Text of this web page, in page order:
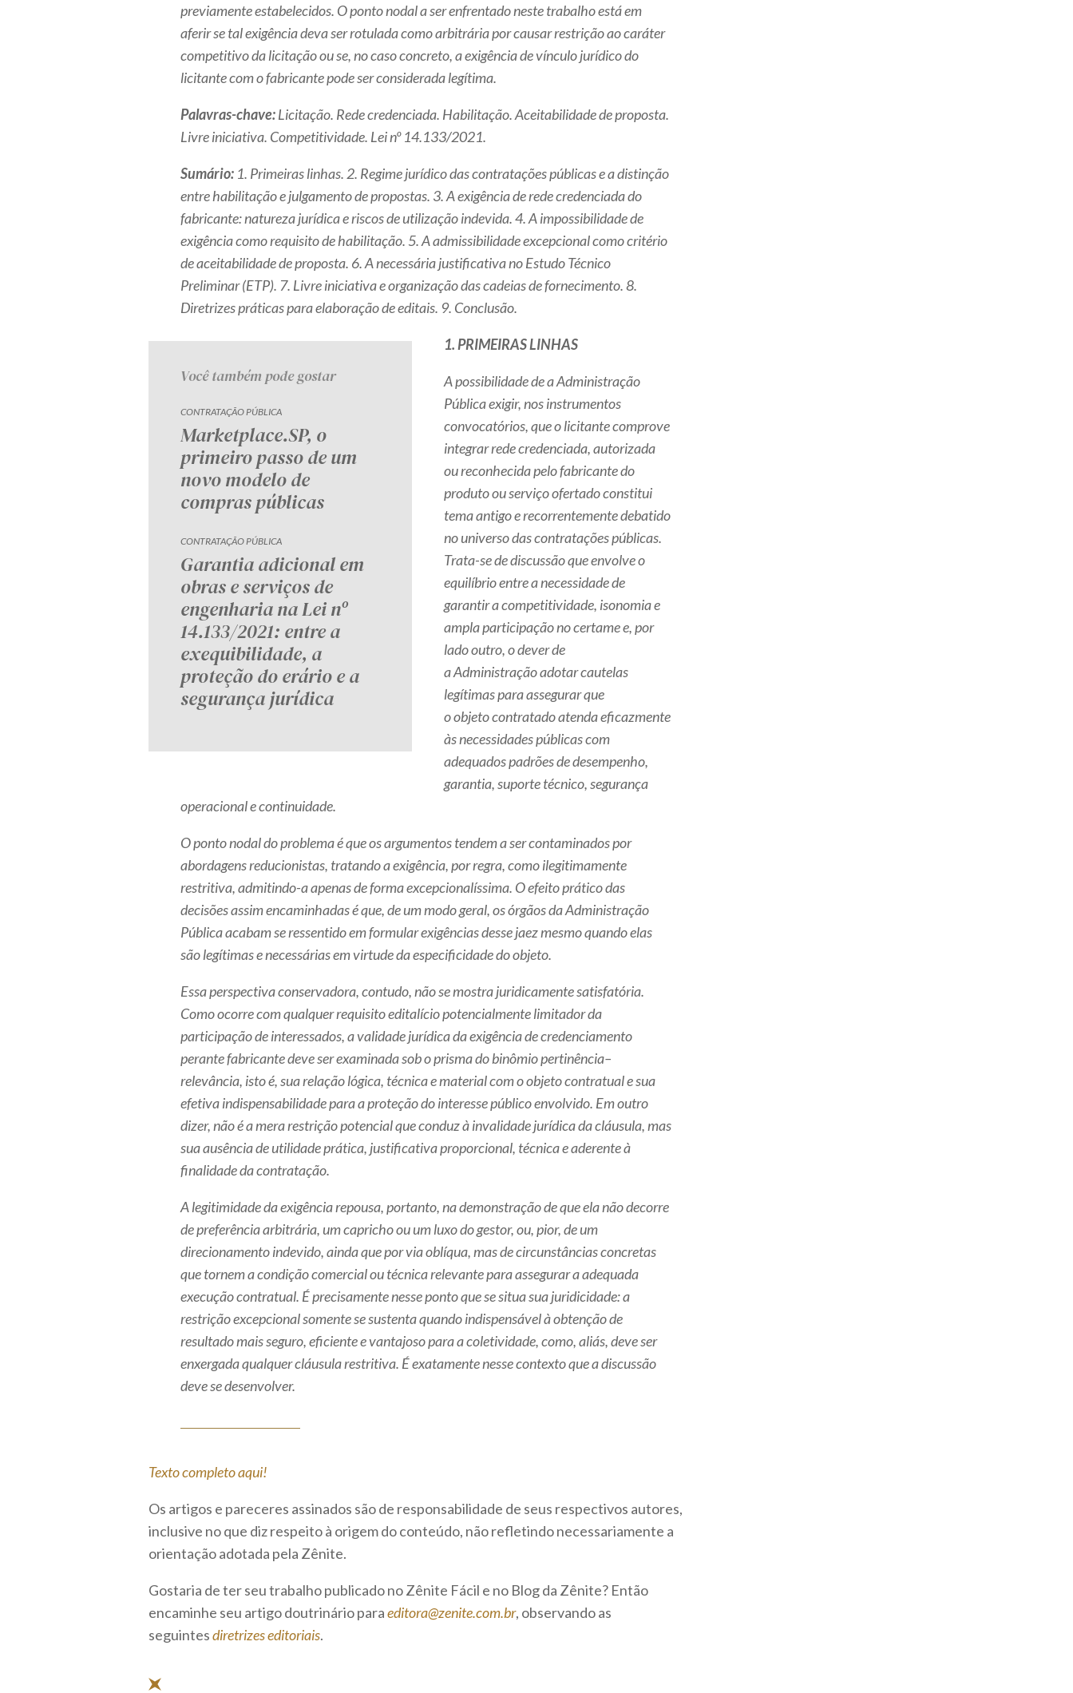
previamente estabelecidos. O ponto nodal a ser enfrentado neste trabalho está em
aferir se tal exigência deva ser rotulada como arbitrária por causar restrição ao caráter
competitivo da licitação ou se, no caso concreto, a exigência de vínculo jurídico do
licitante com o fabricante pode ser considerada legítima.
Palavras-chave:Licitação. Rede credenciada. Habilitação. Aceitabilidade de proposta.
Livre iniciativa. Competitividade. Lei nº 14.133/2021.
Sumário: 1. Primeiras linhas. 2. Regime jurídico das contratações públicas e a distinção
entre habilitação e julgamento de propostas. 3. A exigência de rede credenciada do
fabricante: natureza jurídica e riscos de utilização indevida. 4. A impossibilidade de
exigência como requisito de habilitação. 5. A admissibilidade excepcional como critério
de aceitabilidade de proposta. 6. A necessária justificativa no Estudo Técnico
Preliminar (ETP). 7. Livre iniciativa e organização das cadeias de fornecimento. 8.
Diretrizes práticas para elaboração de editais. 9. Conclusão.
Você também pode gostar
CONTRATAÇÃO PÚBLICA
Marketplace.SP, o
primeiro passo de um
novo modelo de
compras públicas
CONTRATAÇÃO PÚBLICA
Garantia adicional em
obras e serviços de
engenharia na Lei nº
14.133/2021: entre a
exequibilidade, a
proteção do erário e a
segurança jurídica
1. PRIMEIRAS LINHAS
A possibilidade de a Administração
Pública exigir, nos instrumentos
convocatórios, que o licitante comprove
integrar rede credenciada, autorizada
ou reconhecida pelo fabricante do
produto ou serviço ofertado constitui
tema antigo e recorrentemente debatido
no universo das contratações públicas.
Trata-se de discussão que envolve o
equilíbrio entre a necessidade de
garantir a competitividade, isonomia e
ampla participação no certame e, por
lado outro, o dever de
a Administração adotar cautelas
legítimas para assegurar que
o objeto contratado atenda eficazmente
às necessidades públicas com
adequados padrões de desempenho,
garantia, suporte técnico, segurança
operacional e continuidade.
O ponto nodal do problema é que os argumentos tendem a ser contaminados por
abordagens reducionistas, tratando a exigência, por regra, como ilegitimamente
restritiva, admitindo-a apenas de forma excepcionalíssima. O efeito prático das
decisões assim encaminhadas é que, de um modo geral, os órgãos da Administração
Pública acabam se ressentido em formular exigências desse jaez mesmo quando elas
são legítimas e necessárias em virtude da especificidade do objeto.
Essa perspectiva conservadora, contudo, não se mostra juridicamente satisfatória.
Como ocorre com qualquer requisito editalício potencialmente limitador da
participação de interessados, a validade jurídica da exigência de credenciamento
perante fabricante deve ser examinada sob o prisma do binômio pertinência–
relevância, isto é, sua relação lógica, técnica e material com o objeto contratual e sua
efetiva indispensabilidade para a proteção do interesse público envolvido. Em outro
dizer, não é a mera restrição potencial que conduz à invalidade jurídica da cláusula, mas
sua ausência de utilidade prática, justificativa proporcional, técnica e aderente à
finalidade da contratação.
A legitimidade da exigência repousa, portanto, na demonstração de que ela não decorre
de preferência arbitrária, um capricho ou um luxo do gestor, ou, pior, de um
direcionamento indevido, ainda que por via oblíqua, mas de circunstâncias concretas
que tornem a condição comercial ou técnica relevante para assegurar a adequada
execução contratual. É precisamente nesse ponto que se situa sua juridicidade: a
restrição excepcional somente se sustenta quando indispensável à obtenção de
resultado mais seguro, eficiente e vantajoso para a coletividade, como, aliás, deve ser
enxergada qualquer cláusula restritiva. É exatamente nesse contexto que a discussão
deve se desenvolver.
Texto completo aqui!
Os artigos e pareceres assinados são de responsabilidade de seus respectivos autores,
inclusive no que diz respeito à origem do conteúdo, não refletindo necessariamente a
orientação adotada pela Zênite.
Gostaria de ter seu trabalho publicado no Zênite Fácil e no Blog da Zênite? Então
encaminhe seu artigo doutrinário paraeditora@zenite.com.br, observando as
seguintesdiretrizes editoriais.